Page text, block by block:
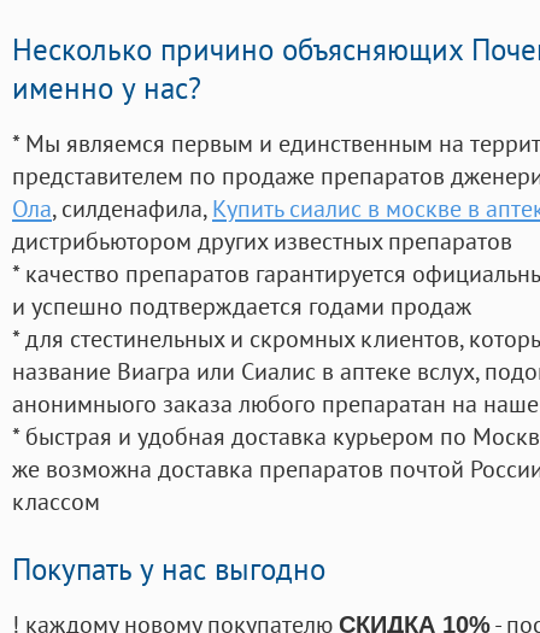
Несколько причино объясняющих
именно у нас?
* Мы являемся первым и единственным на
представителем по продаже препаратов
Ола, силденафила, Купить сиалис в москве в
дистрибьютором других известных препаратов
* качество препаратов гарантируется
и успешно подтверждается годами продаж
* для стестинельных и скромных клиентов,
название Виагра или Сиалис в аптеке вслух,
анонимныого заказа любого препаратан на
* быстрая и удобная доставка курьером по
же возможна доставка препаратов почтой
классом
Покупать у нас выгодно
! каждому новому покупателю СКИДКА 10%-